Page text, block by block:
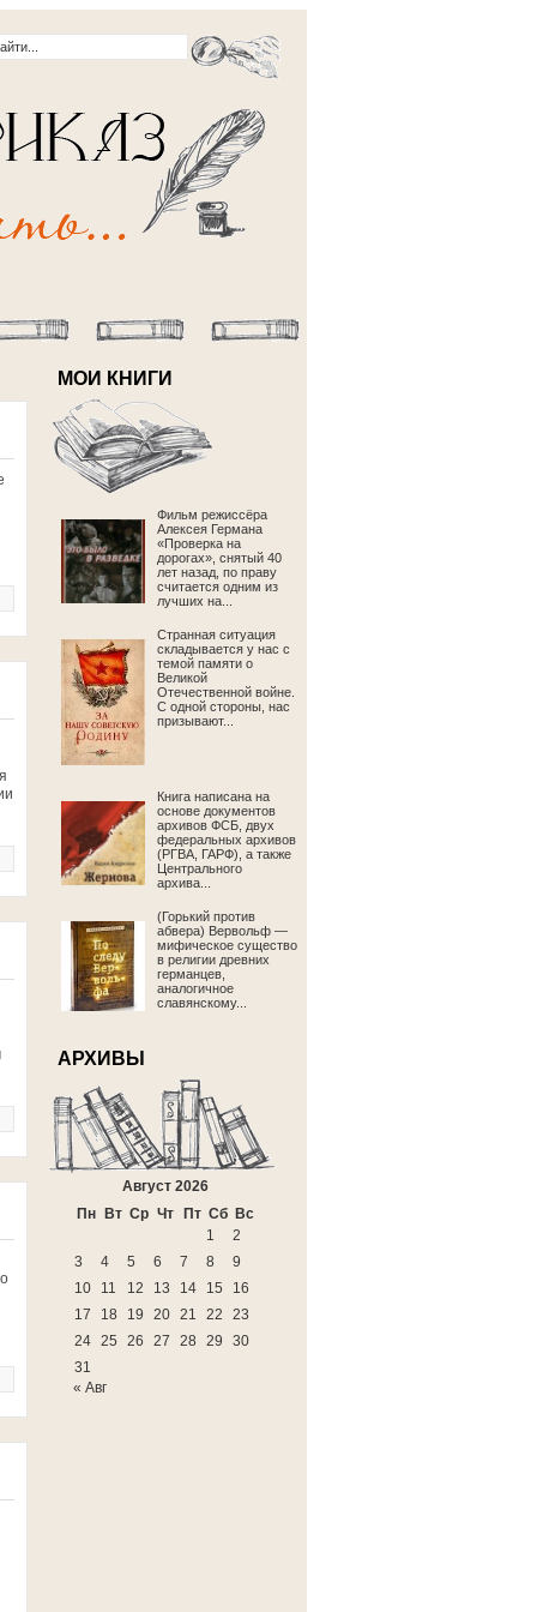
МОИ КНИГИ
Фильм режиссёра
Алексея Германа
«Проверка на
дорогах», снятый 40
лет назад, по праву
считается одним из
лучших на...
Странная ситуация
складывается у нас с
темой памяти о
Великой
Отечественной войне.
С одной стороны, нас
призывают...
Книга написана на
основе документов
архивов ФСБ, двух
федеральных архивов
(РГВА, ГАРФ), а также
Центрального
архива...
(Горький против
абвера) Вервольф —
мифическое существо
в религии древних
германцев,
аналогичное
славянскому...
АРХИВЫ
Август 2026
Пн
Вт Ср Чт Пт Сб Вс
1
2
3
4 5 6 7 8
9
10
11 12 13 14 15
16
17
18 19 20 21 22
23
24 25 26 27 28 29
30
31
« Авг